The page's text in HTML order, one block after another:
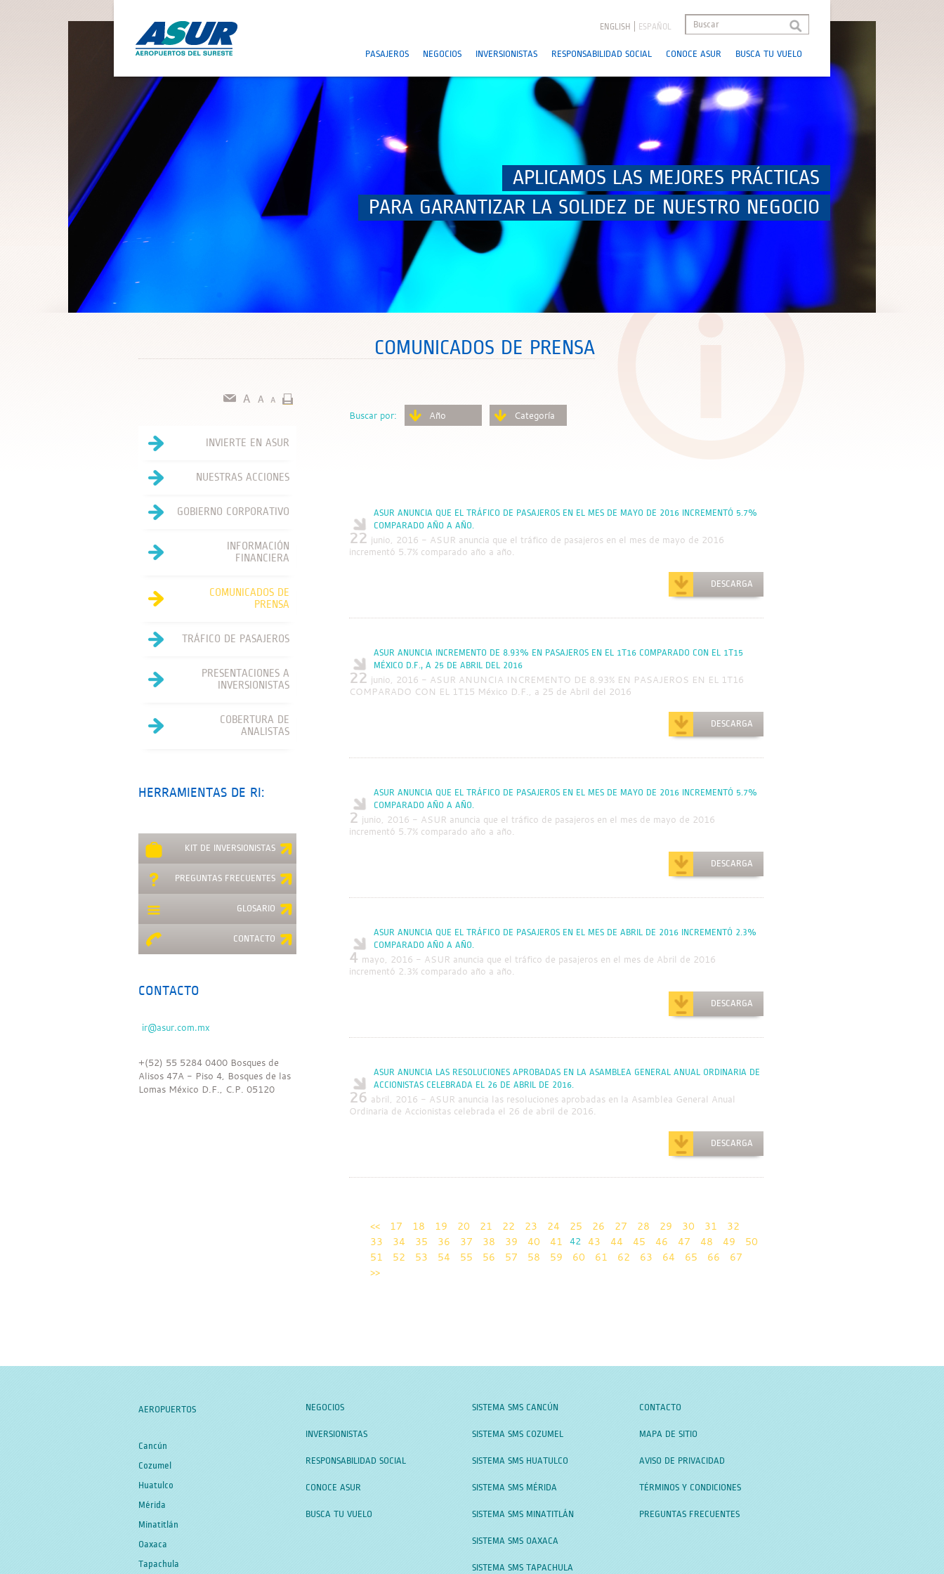
ENGLISH ESPAÑOL
PASAJEROS NEGOCIOS INVERSIONISTAS RESPONSABILIDAD SOCIAL CONOCE ASUR BUSCA TU VUELO
APLICAMOS LAS MEJORES PRÁCTICAS
PARA GARANTIZAR LA SOLIDEZ DE NUESTRO NEGOCIO
COMUNICADOS DE PRENSA
Buscar por: Año Categoría
ASUR ANUNCIA QUE EL TRÁFICO DE PASAJEROS EN EL MES DE MAYO DE 2016 INCREMENTÓ 5.7%
COMPARADO AÑO A AÑO.
22 junio, 2016 - ASUR anuncia que el tráfico de pasajeros en el mes de mayo de 2016
incrementó 5.7% comparado año a año.
DESCARGA
ASUR ANUNCIA INCREMENTO DE 8.93% EN PASAJEROS EN EL 1T16 COMPARADO CON EL 1T15
MÉXICO D.F., A 25 DE ABRIL DEL 2016
22 junio, 2016 - ASUR ANUNCIA INCREMENTO DE 8.93% EN PASAJEROS EN EL 1T16
COMPARADO CON EL 1T15 México D.F., a 25 de Abril del 2016
DESCARGA
ASUR ANUNCIA QUE EL TRÁFICO DE PASAJEROS EN EL MES DE MAYO DE 2016 INCREMENTÓ 5.7%
COMPARADO AÑO A AÑO.
2 junio, 2016 - ASUR anuncia que el tráfico de pasajeros en el mes de mayo de 2016
incrementó 5.7% comparado año a año.
DESCARGA
ASUR ANUNCIA QUE EL TRÁFICO DE PASAJEROS EN EL MES DE ABRIL DE 2016 INCREMENTÓ 2.3%
COMPARADO AÑO A AÑO.
4 mayo, 2016 - ASUR anuncia que el tráfico de pasajeros en el mes de Abril de 2016
incrementó 2.3% comparado año a año.
DESCARGA
ASUR ANUNCIA LAS RESOLUCIONES APROBADAS EN LA ASAMBLEA GENERAL ANUAL ORDINARIA DE
ACCIONISTAS CELEBRADA EL 26 DE ABRIL DE 2016.
26 abril, 2016 - ASUR anuncia las resoluciones aprobadas en la Asamblea General Anual
Ordinaria de Accionistas celebrada el 26 de abril de 2016.
DESCARGA
<< 17 18 19 20 21 22 23 24 25 26 27 28 29 30 31
32
33
34 35 36 37 38 39 40 41 42 43 44 45 46 47 48 49
50
51
52 53 54 55 56 57 58 59 60 61 62 63 64 65 66
67
>>
INVIERTE EN ASUR
NUESTRAS ACCIONES
GOBIERNO CORPORATIVO
INFORMACIÓN
FINANCIERA
COMUNICADOS DE
PRENSA
TRÁFICO DE PASAJEROS
PRESENTACIONES A
INVERSIONISTAS
COBERTURA DE
ANALISTAS
HERRAMIENTAS DE RI:
KIT DE INVERSIONISTAS
PREGUNTAS FRECUENTES
GLOSARIO
CONTACTO
CONTACTO
+(52) 55 5284 0400 Bosques de
Alisos 47A - Piso 4, Bosques de las
Lomas México D.F., C.P. 05120
AEROPUERTOS
Cancún
Cozumel
Huatulco
Mérida
Minatitlán
Oaxaca
Tapachula
NEGOCIOS
INVERSIONISTAS
RESPONSABILIDAD SOCIAL
CONOCE ASUR
BUSCA TU VUELO
SISTEMA SMS CANCÚN
SISTEMA SMS COZUMEL
SISTEMA SMS HUATULCO
SISTEMA SMS MÉRIDA
SISTEMA SMS MINATITLÁN
SISTEMA SMS OAXACA
SISTEMA SMS TAPACHULA
CONTACTO
MAPA DE SITIO
AVISO DE PRIVACIDAD
TÉRMINOS Y CONDICIONES
PREGUNTAS FRECUENTES